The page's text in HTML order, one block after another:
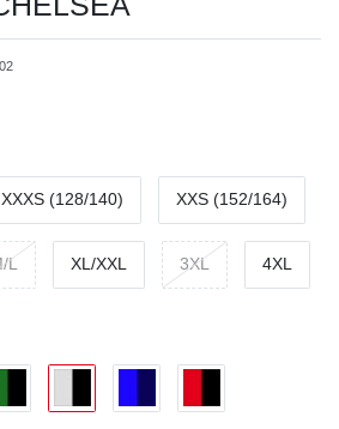
XXXS (128/140) XXS (152/164)
L XL/XXL 3XL 4XL